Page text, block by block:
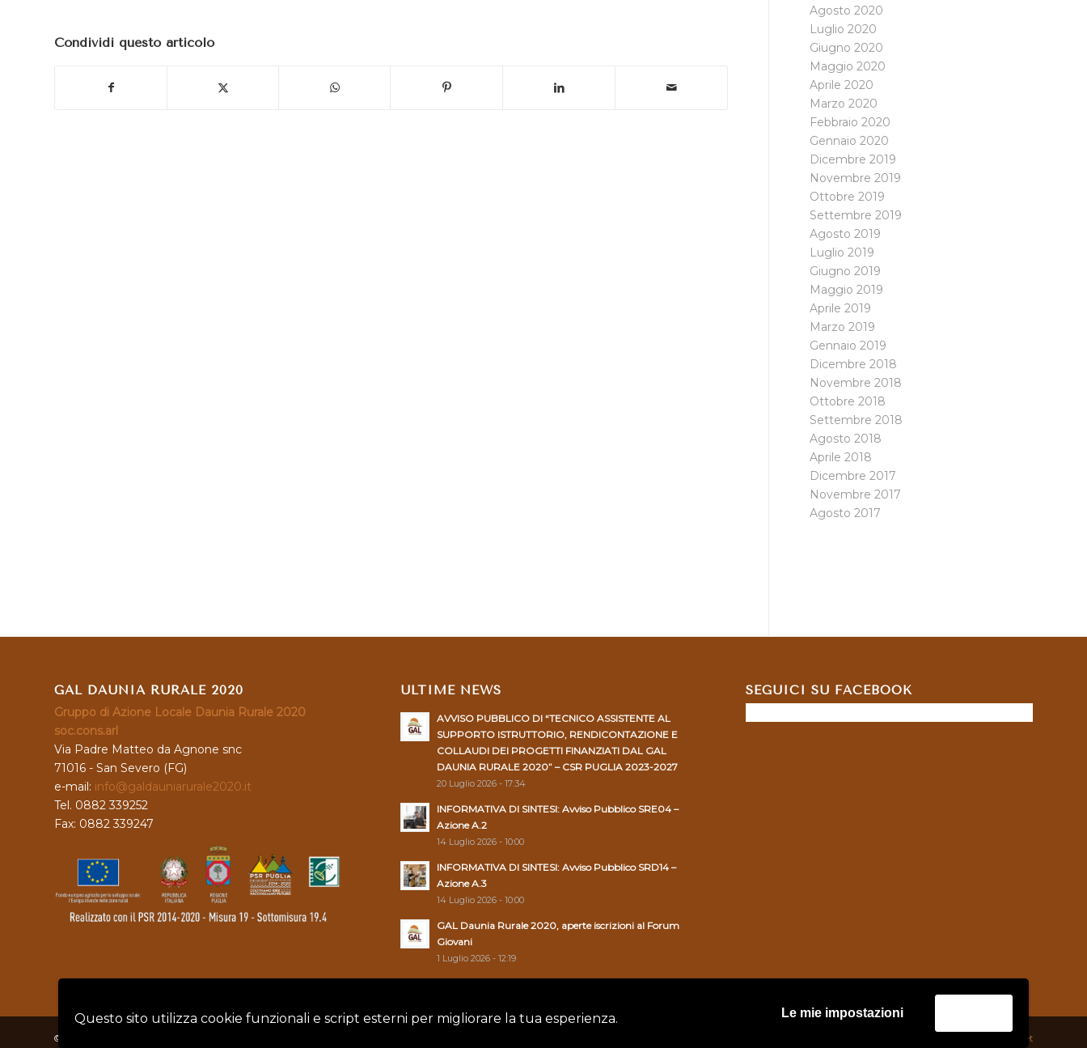
Questo sito utilizza cookie funzionali e script esterni per migliorare la tua esperienza. Le mie impostazioni
Condividi questo articolo
Agosto 2020
Luglio 2020
Giugno 2020
Maggio 2020
Aprile 2020
Marzo 2020
Febbraio 2020
Gennaio 2020
Dicembre 2019
Novembre 2019
Ottobre 2019
Settembre 2019
Agosto 2019
Luglio 2019
Giugno 2019
Maggio 2019
Aprile 2019
Marzo 2019
Gennaio 2019
Dicembre 2018
Novembre 2018
Ottobre 2018
Settembre 2018
Agosto 2018
Aprile 2018
Dicembre 2017
Novembre 2017
Agosto 2017
GAL DAUNIA RURALE 2020
Gruppo di Azione Locale Daunia Rurale 2020
soc.cons.arl
Via Padre Matteo da Agnone snc
71016 - San Severo (FG)
e-mail: info@galdauniarurale2020.it
Tel. 0882 339252
Fax: 0882 339247
ULTIME NEWS
AVVISO PUBBLICO DI “TECNICO ASSISTENTE AL
SUPPORTO ISTRUTTORIO, RENDICONTAZIONE E
COLLAUDI DEI PROGETTI FINANZIATI DAL GAL
DAUNIA RURALE 2020” – CSR PUGLIA 2023-2027
20 Luglio 2026 - 17:34
INFORMATIVA DI SINTESI: Avviso Pubblico SRE04 –
Azione A.2
14 Luglio 2026 - 10:00
INFORMATIVA DI SINTESI: Avviso Pubblico SRD14 –
Azione A.3
14 Luglio 2026 - 10:00
GAL Daunia Rurale 2020, aperte iscrizioni al Forum
Giovani
1 Luglio 2026 - 12:19
SEGUICI SU FACEBOOK
© Copyright - GAL DAUNIA RURALE 2020 - P.IVA: 04128760719 | Asernet